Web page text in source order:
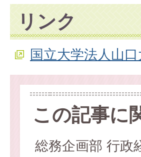
リンク
国立大学法人山
この記事に
総務企画部 行政